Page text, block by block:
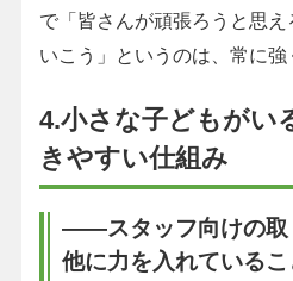
で「皆さんが頑張ろうと思
いこう」というのは、常に強
4.小さな子どもがい
きやすい仕組み
――スタッフ向けの取
他に力を入れている